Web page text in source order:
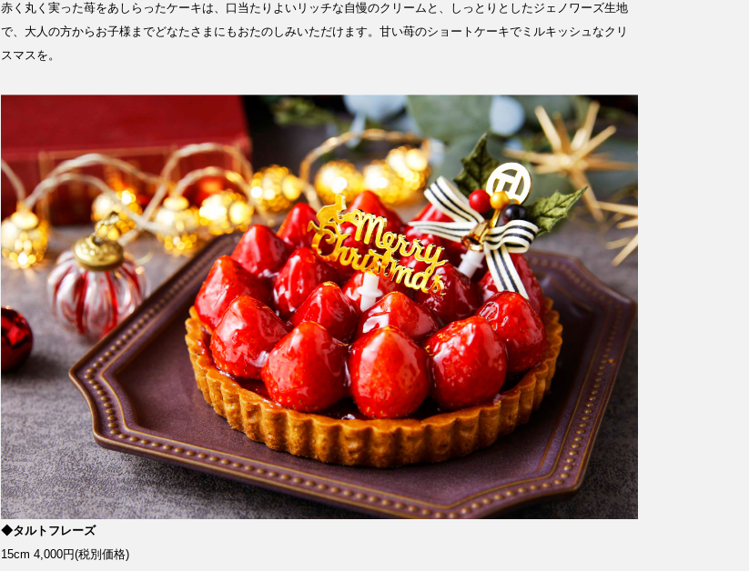
MESSAGE
COMPANY
BRAND/SHOP
DOMAIN
RECRUIT
NEWS
赤く丸く実った苺をあしらったケーキは、口当たりよいリッチな自慢のクリームと、しっとりとしたジェノワーズ生地
で、大人の方からお子様までどなたさまにもおたのしみいただけます。甘い苺のショートケーキでミルキッシュなクリ
スマスを。
◆タルトフレーズ
15cm 4,000円(税別価格)